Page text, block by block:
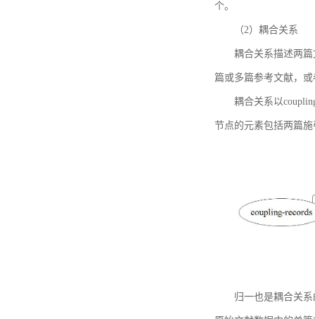
个。
（2）耦合关系
耦合关系描述两
篇或多篇参考文献，
耦合关系以
节点的元素包括两篇
归一也是耦合关